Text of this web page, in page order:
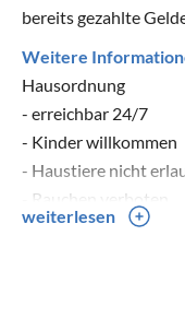
bereits gezahlte
Weitere
Hausordnung
- erreichbar 24/7
- Kinder willkommen
- Haustiere nicht
- Rauchen verboten
- Private
weiterlesen